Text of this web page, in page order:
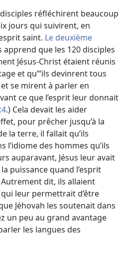
réfléchirent beaucoup
jours qui suivirent, en
saint. Le deuxième
apprend que les 120 disciples
Jésus-Christ étaient réunis
et qu’“ils devinrent tous
se mirent à parler en
ce que l’esprit leur donnait
.) Cela devait les aider
pour prêcher jusqu’à la
la terre, il fallait qu’ils
l’idiome des hommes qu’ils
auparavant, Jésus leur avait
puissance quand l’esprit
dit, ils allaient
leur permettrait d’être
Jéhovah les soutenait dans
un peu au grand avantage
les langues des